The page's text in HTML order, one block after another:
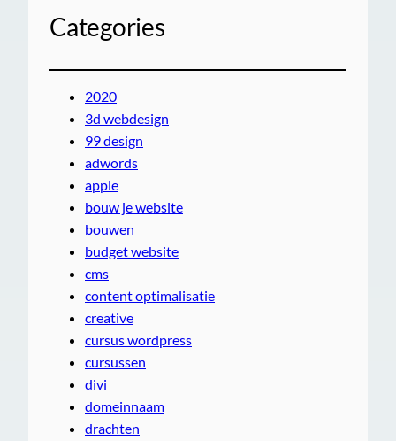
Categories
2020
3d webdesign
99 design
adwords
apple
bouw je website
bouwen
budget website
cms
content optimalisatie
creative
cursus wordpress
cursussen
divi
domeinnaam
drachten